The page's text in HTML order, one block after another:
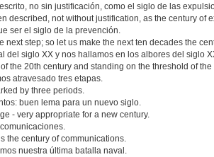
no sin justificación, como el siglo de las
described, not without justification, as the century of
ser el siglo de la prevención.
next step; so let us make the next ten decades the
del siglo XX y nos hallamos en los albores del siglo
the 20th century and standing on the threshold of the
atravesado tres etapas.
by three periods.
buen lema para un nuevo siglo.
- very appropriate for a new century.
the century of communications.
nuestra última batalla naval.